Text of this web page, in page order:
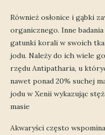
Również osłonice i gąbki
organicznego. Inne
gatunki korali w swoich
jodu. Należy do ich wiele
rzędu Antipatharia, u
nawet ponad 20% suchej
jodu w Xenii wykazując
masie
Akwaryści często